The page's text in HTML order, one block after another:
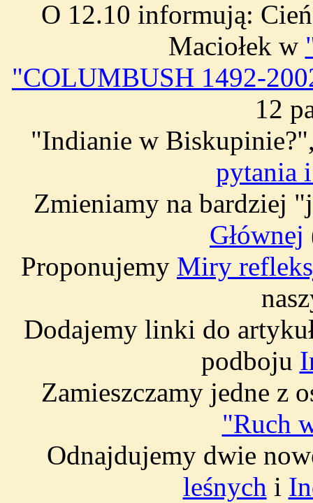
O 12.10 informują:
Maciołek w
"COLUMBUSH 1492-
12
"Indianie w
pytania
Zmieniamy na bardziej
Głównej
Proponujemy Miry
Dodajemy linki do
podboju
Zamieszczamy jedne z
"Ruch
Odnajdujemy dwie
leśnych i